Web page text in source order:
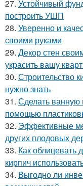
27. Устойчивый
построить УШП
28. Уверенно и
своими руками
29. Декор стен
украсить вашу
30. Строительство
нужно знать
31. Сделать ванную
помощью
32. Эффективные
других плодовых
33. Как облицевать
кирпич
34. Выгодно ли